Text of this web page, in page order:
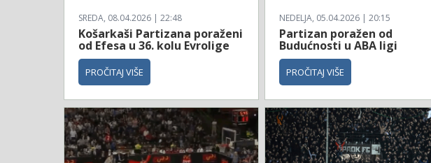
SREDA, 08.04.2026 | 22:48
Košarkaši Partizana poraženi
od Efesa u 36. kolu Evrolige
PROČITAJ VIŠE
NEDELJA, 05.04.2026 | 20:15
Partizan poražen od
Budućnosti u ABA ligi
PROČITAJ VIŠE